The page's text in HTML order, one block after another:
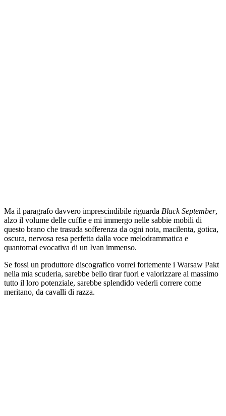
Ma il paragrafo davvero imprescindibile riguarda Black September,
alzo il volume delle cuffie e mi immergo nelle sabbie mobili di
questo brano che trasuda sofferenza da ogni nota, macilenta, gotica,
oscura, nervosa resa perfetta dalla voce melodrammatica e
quantomai evocativa di un Ivan immenso.
Se fossi un produttore discografico vorrei fortemente i Warsaw Pakt
nella mia scuderia, sarebbe bello tirar fuori e valorizzare al massimo
tutto il loro potenziale, sarebbe splendido vederli correre come
meritano, da cavalli di razza.